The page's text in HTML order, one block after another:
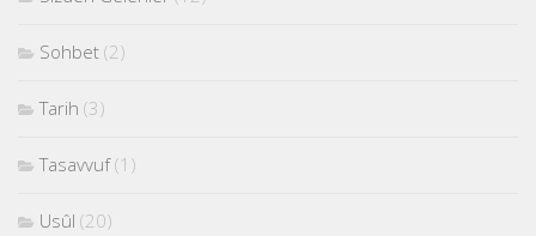
Sohbet (2)
Tarih (3)
Tasavvuf(1)
Usûl (20)